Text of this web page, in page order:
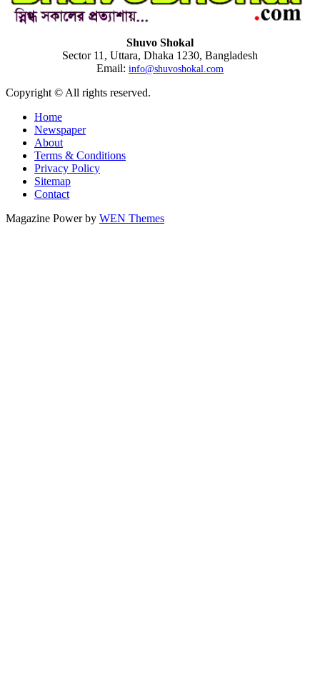
Shuvo Shokal
Sector 11, Uttara, Dhaka 1230, Bangladesh
Email: info@shuvoshokal.com
Copyright © All rights reserved.
Home
Newspaper
About
Terms & Conditions
Privacy Policy
Sitemap
Contact
Magazine Power by WEN Themes